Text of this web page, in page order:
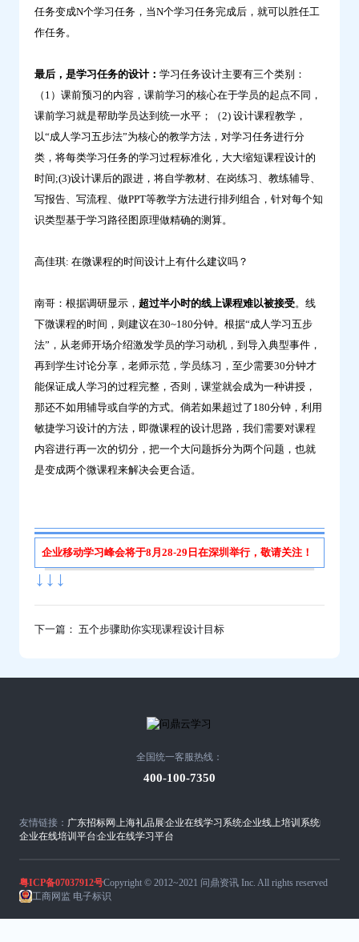
任务变成N个学习任务，当N个学习任务完成后，就可以胜任工
作任务。
最后，是学习任务的设计： 学习任务设计主要有三个类别：
（1）课前预习的内容，课前学习的核心在于学员的起点不同，
课前学习就是帮助学员达到统一水平；（2) 设计课程教学，
以“成人学习五步法”为核心的教学方法，对学习任务进行分
类，将每类学习任务的学习过程标准化，大大缩短课程设计的
时间;(3)设计课后的跟进，将自学教材、在岗练习、教练辅导、
写报告、写流程、做PPT等教学方法进行排列组合，针对每个知
识类型基于学习路径图原理做精确的测算。
高佳琪: 在微课程的时间设计上有什么建议吗？
南哥：根据调研显示， 超过半小时的线上课程难以被接受。线
下微课程的时间，则建议在30~180分钟。根据“成人学习五步
法”，从老师开场介绍激发学员的学习动机，到导入典型事件，
再到学生讨论分享，老师示范，学员练习，至少需要30分钟才
能保证成人学习的过程完整，否则，课堂就会成为一种讲授，
那还不如用辅导或自学的方式。倘若如果超过了180分钟，利用
敏捷学习设计的方法，即微课程的设计思路，我们需要对课程
内容进行再一次的切分，把一个大问题拆分为两个问题，也就
是变成两个微课程来解决会更合适。
企业移动学习峰会将于8月28-29日在深圳举行，敬请关注！
↓↓↓
下一篇： 五个步骤助你实现课程设计目标
友情链接： 广东招标网 上海礼品展企业在线学习系统企业线上培训系统
企业在线培训平台企业在线学习平台
全国统一客服热线：
400-100-7350
粤ICP备07037912号Copyright © 2012~2021 问鼎资讯 Inc. All rights reserved
工商网监 电子标识